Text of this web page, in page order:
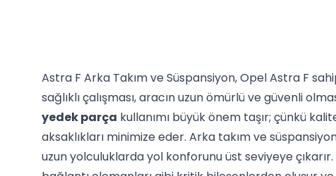
Astra F Arka Takım ve Süspansiyon, Opel Astra F
sağlıklı çalışması, aracın uzun ömürlü ve güvenli
yedek parça kullanımı büyük önem taşır; çünkü
aksaklıkları minimize eder. Arka takım ve
uzun yolculuklarda yol konforunu üst seviyeye